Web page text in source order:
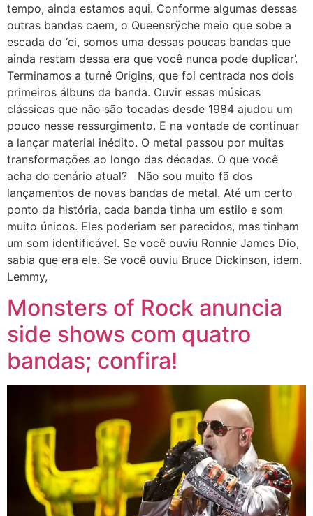
tempo, ainda estamos aqui. Conforme algumas dessas
outras bandas caem, o Queensrÿche meio que sobe a
escada do ‘ei, somos uma dessas poucas bandas que
ainda restam dessa era que você nunca pode duplicar’.
Terminamos a turnê Origins, que foi centrada nos dois
primeiros álbuns da banda. Ouvir essas músicas
clássicas que não são tocadas desde 1984 ajudou um
pouco nesse ressurgimento. E na vontade de continuar
a lançar material inédito. O metal passou por muitas
transformações ao longo das décadas. O que você
acha do cenário atual? Não sou muito fã dos
lançamentos de novas bandas de metal. Até um certo
ponto da história, cada banda tinha um estilo e som
muito únicos. Eles poderiam ser parecidos, mas tinham
um som identificável. Se você ouviu Ronnie James Dio,
sabia que era ele. Se você ouviu Bruce Dickinson, idem.
Lemmy,
Monsters of Rock anuncia
side shows com quatro
bandas; confira!